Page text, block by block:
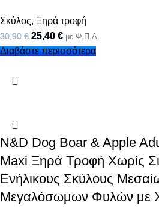
Σκύλος, Ξηρά τροφή
30,90€ 25,40 € με Φ.Π.Α.
Διαβάστε περισσότερα
N&D Dog Boar & Apple
Maxi Ξηρά Τροφή Χωρίς
Ενήλικους Σκύλους
Μεγαλόσωμων Φυλών με